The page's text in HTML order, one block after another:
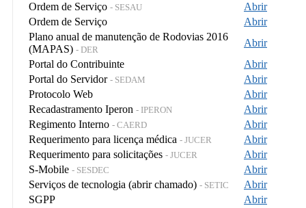
Ordem de Serviço - SESAU
Abrir
Ordem de Serviço
Abrir
Plano anual de manutenção de Rodovias 2016
(MAPAS) - DER
Abrir
Portal do Contribuinte
Abrir
Portal do Servidor - SEDAM
Abrir
Protocolo Web
Abrir
Recadastramento Iperon - IPERON
Abrir
Regimento Interno - CAERD
Abrir
Requerimento para licença médica - JUCER
Abrir
Requerimento para solicitações - JUCER
Abrir
S-Mobile - SESDEC
Abrir
Serviços de tecnologia (abrir chamado) - SETIC
Abrir
SGPP
Abrir